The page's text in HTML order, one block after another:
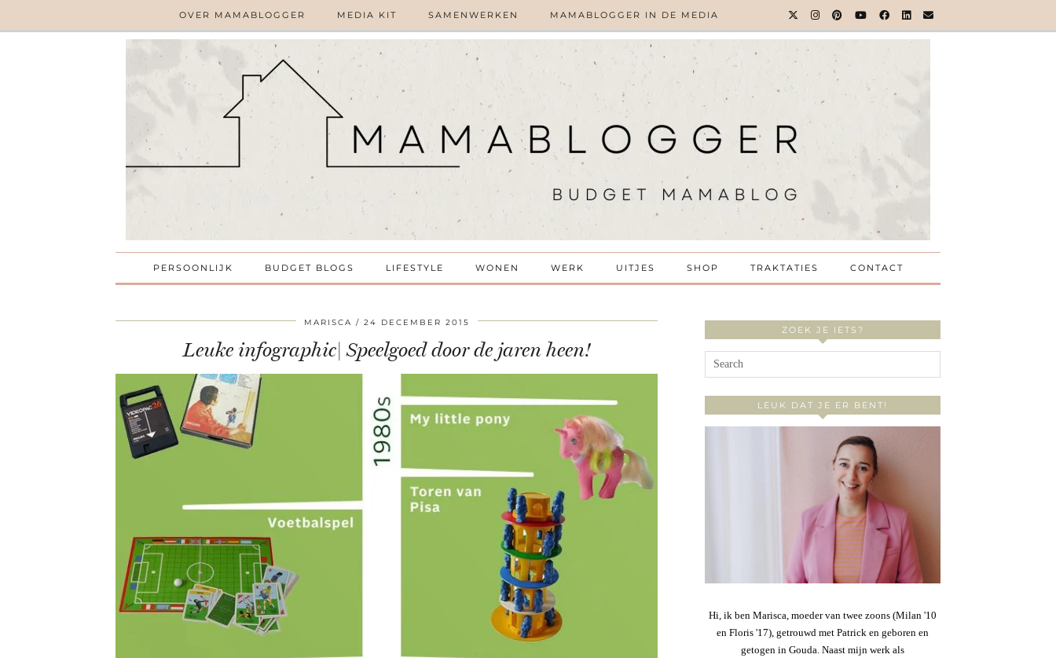
OVER MAMABLOGGER MEDIA KIT SAMENWERKEN MAMABLOGGER IN DE MEDIA
PERSOONLIJK BUDGET BLOGS LIFESTYLE WONEN WERK UITJES SHOP TRAKTATIES CONTACT
MARISCA 24 DECEMBER 2015
Leuke infographic| Speelgoed door de jaren heen!
ZOEK JE IETS?
LEUK DAT JE ER BENT!
Hi, ik ben Marisca, moeder van twee zoons (Milan '10
en Floris '17), getrouwd met Patrick en geboren en
getogen in Gouda. Naast mijn werk als